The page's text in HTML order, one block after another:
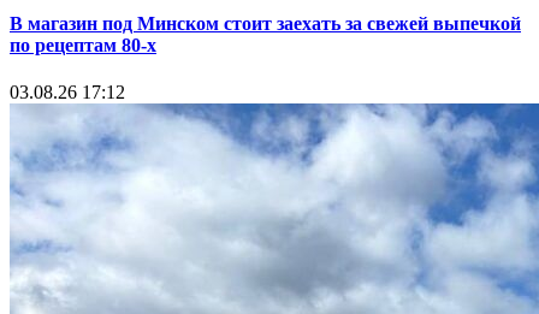
В магазин под Минском стоит заехать за свежей выпечкой
по рецептам 80-х
03.08.26 17:12